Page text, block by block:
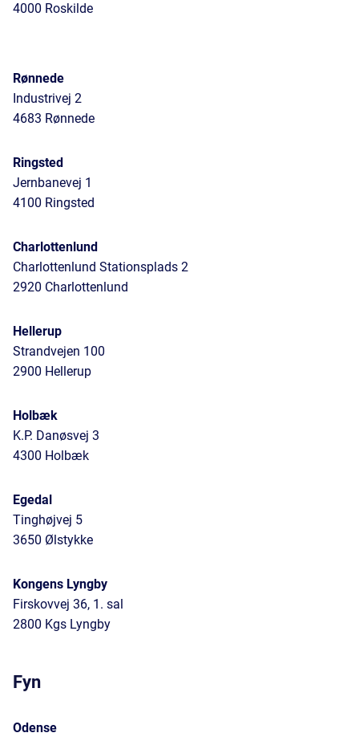
4000 Roskilde
Rønnede
Industrivej 2
4683 Rønnede
Ringsted
Jernbanevej 1
4100 Ringsted
Charlottenlund
Charlottenlund Stationsplads 2
2920 Charlottenlund
Hellerup
Strandvejen 100
2900 Hellerup
Holbæk
K.P. Danøsvej 3
4300 Holbæk
Egedal
Tinghøjvej 5
3650 Ølstykke
Kongens Lyngby
Firskovvej 36, 1. sal
2800 Kgs Lyngby
Fyn
Odense